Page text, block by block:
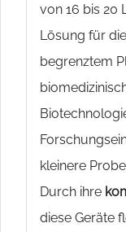
von 16 bis 20
Lösung für
begrenztem
kleinere
Durch ihre
diese Geräte